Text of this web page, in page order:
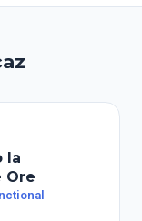
la
Ore